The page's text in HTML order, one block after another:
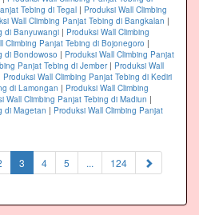
Tebing di Tegal | Produksi Wall Climbing
Wall Climbing Panjat Tebing di Bangkalan |
di Banyuwangi | Produksi Wall Climbing
Climbing Panjat Tebing di Bojonegoro |
di Bondowoso | Produksi Wall Climbing Panjat
Panjat Tebing di Jember| Produksi Wall
Produksi Wall Climbing Panjat Tebing di Kediri
di Lamongan | Produksi Wall Climbing
Wall Climbing Panjat Tebing di Madiun |
di Magetan | Produksi Wall Climbing Panjat
3 (current)
4 5 ... 124